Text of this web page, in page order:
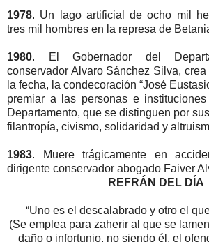
1978. Un lago artificial de ocho mil
tres mil hombres en la represa de
1980. El Gobernador del
conservador Alvaro Sánchez Silva,
la fecha, la condecoración “José
premiar a las personas e
Departamento, que se distinguen por
filantropía, civismo, solidaridad y
1983. Muere trágicamente en
dirigente conservador abogado Faiver
REFRÁN DEL DÍA
“Uno es el descalabrado y otro el
(Se emplea para zaherir al que se
daño o infortunio, no siendo él, el